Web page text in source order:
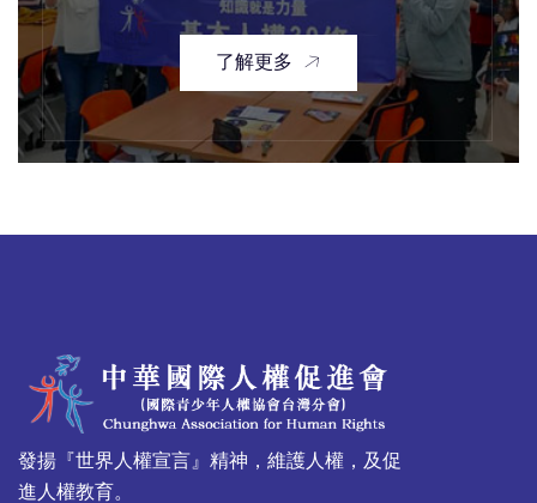
了解更多
發揚『世界人權宣言』精神，維護人權，及促
進人權教育。